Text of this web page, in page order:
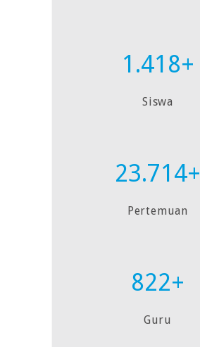
1.418+
Siswa
23.714+
Pertemuan
822+
Guru